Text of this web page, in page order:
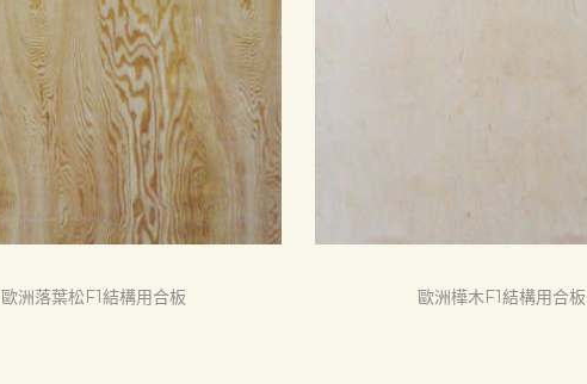
歐洲落葉松F1結構用合板 歐洲樺木F1結構用合板